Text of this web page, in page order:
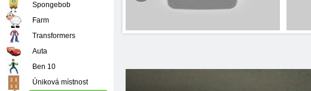
Spongebob
Farm
Transformers
Auta
Ben 10
Úniková místnost